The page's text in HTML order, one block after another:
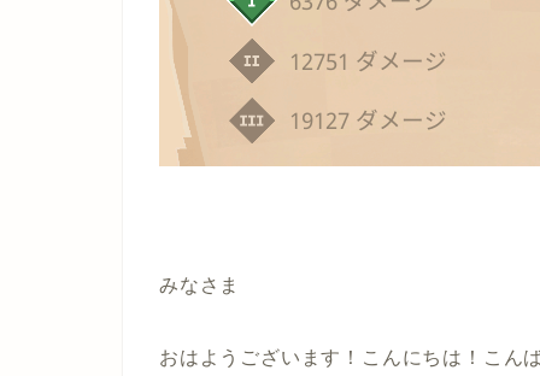
みなさま
おはようございます！こんにちは！こん